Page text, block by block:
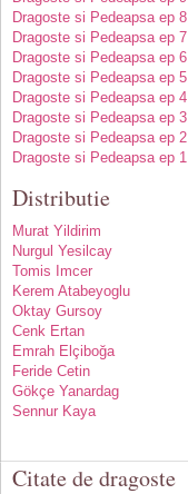
Dragoste si Pedeapsa ep 8
Dragoste si Pedeapsa ep 7
Dragoste si Pedeapsa ep 6
Dragoste si Pedeapsa ep 5
Dragoste si Pedeapsa ep 4
Dragoste si Pedeapsa ep 3
Dragoste si Pedeapsa ep 2
Dragoste si Pedeapsa ep 1
Distributie
Murat Yildirim
Nurgul Yesilcay
Tomis Imcer
Kerem Atabeyoglu
Oktay Gursoy
Cenk Ertan
Emrah Elçiboğa
Feride Cetin
Gökçe Yanardag
Sennur Kaya
Citate de dragoste